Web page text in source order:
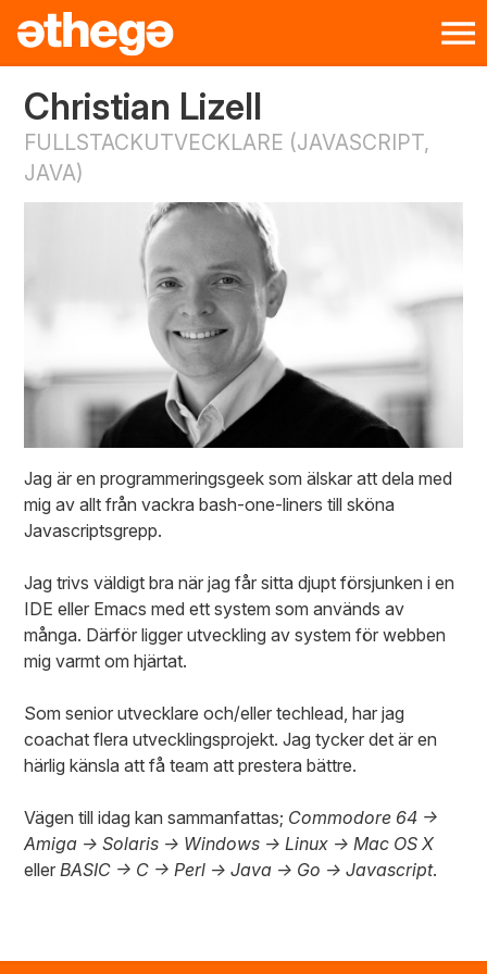
Christian Lizell
FULLSTACKUTVECKLARE (JAVASCRIPT,
JAVA)
Jag är en programmeringsgeek som älskar att dela med
mig av allt från vackra bash-one-liners till sköna
Javascriptsgrepp.
Jag trivs väldigt bra när jag får sitta djupt försjunken i en
IDE eller Emacs med ett system som används av
många. Därför ligger utveckling av system för webben
mig varmt om hjärtat.
Som senior utvecklare och/eller techlead, har jag
coachat flera utvecklingsprojekt. Jag tycker det är en
härlig känsla att få team att prestera bättre.
Vägen till idag kan sammanfattas; Commodore 64 ->
Amiga -> Solaris -> Windows -> Linux -> Mac OS X
ellerBASIC -> C -> Perl -> Java -> Go -> Javascript.